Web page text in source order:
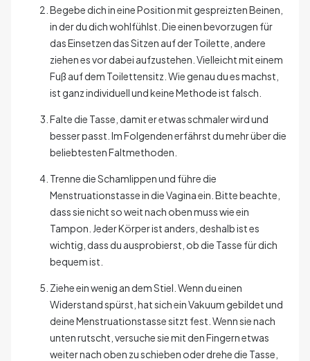
Begebe dich in eine Position mit gespreizten Beinen,
in der du dich wohlfühlst. Die einen bevorzugen für
das Einsetzen das Sitzen auf der Toilette, andere
ziehen es vor dabei aufzustehen. Vielleicht mit einem
Fuß auf dem Toilettensitz. Wie genau du es machst,
ist ganz individuell und keine Methode ist falsch.
Falte die Tasse, damit er etwas schmaler wird und
besser passt. Im Folgenden erfährst du mehr über die
beliebtesten Faltmethoden.
Trenne die Schamlippen und führe die
Menstruationstasse in die Vagina ein. Bitte beachte,
dass sie nicht so weit nach oben muss wie ein
Tampon. Jeder Körper ist anders, deshalb ist es
wichtig, dass du ausprobierst, ob die Tasse für dich
bequem ist.
Ziehe ein wenig an dem Stiel. Wenn du einen
Widerstand spürst, hat sich ein Vakuum gebildet und
deine Menstruationstasse sitzt fest. Wenn sie nach
unten rutscht, versuche sie mit den Fingern etwas
weiter nach oben zu schieben oder drehe die Tasse,